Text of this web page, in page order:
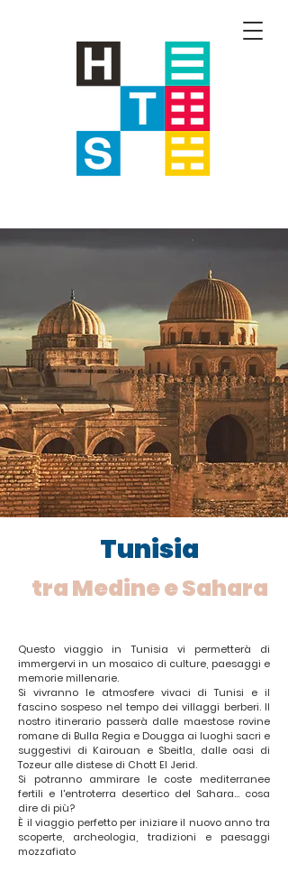
Tunisia
tra Medine e Sahara
Questo viaggio in Tunisia vi permetterà di
immergervi in un mosaico di culture, paesaggi e
memorie millenarie.
Si vivranno le atmosfere vivaci di Tunisi e il
fascino sospeso nel tempo dei villaggi berberi. Il
nostro itinerario passerà dalle maestose rovine
romane di Bulla Regia e Dougga ai luoghi sacri e
suggestivi di Kairouan e Sbeitla, dalle oasi di
Tozeur alle distese di Chott El Jerid.
Si potranno ammirare le coste mediterranee
fertili e l'entroterra desertico del Sahara… cosa
dire di più?
È il viaggio perfetto per iniziare il nuovo anno tra
scoperte, archeologia, tradizioni e paesaggi
mozzafiato